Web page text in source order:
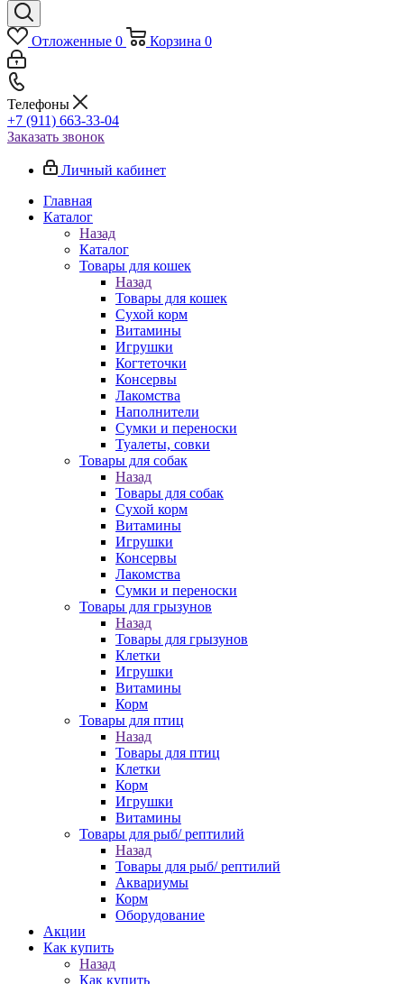
Отложенные 0 Корзина 0
Телефоны
+7 (911) 663-33-04
Заказать звонок
Личный кабинет
Главная
Каталог
Назад
Каталог
Товары для кошек
Назад
Товары для кошек
Cухой корм
Витамины
Игрушки
Когтеточки
Консервы
Лакомства
Наполнители
Сумки и переноски
Туалеты, совки
Товары для собак
Назад
Товары для собак
Cухой корм
Витамины
Игрушки
Консервы
Лакомства
Сумки и переноски
Товары для грызунов
Назад
Товары для грызунов
Клетки
Игрушки
Витамины
Корм
Товары для птиц
Назад
Товары для птиц
Клетки
Корм
Игрушки
Витамины
Товары для рыб/ рептилий
Назад
Товары для рыб/ рептилий
Аквариумы
Корм
Оборудование
Акции
Как купить
Назад
Как купить